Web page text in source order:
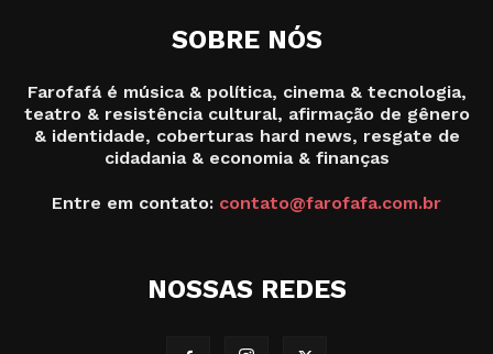
SOBRE NÓS
Farofafá é música & política, cinema & tecnologia,
teatro & resistência cultural, afirmação de gênero
& identidade, coberturas hard news, resgate de
cidadania & economia & finanças
Entre em contato: contato@farofafa.com.br
NOSSAS REDES